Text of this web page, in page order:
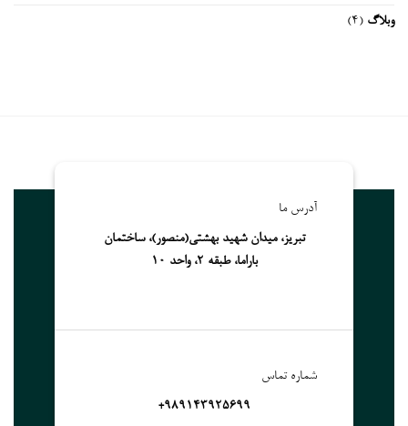
وبلاگ (4)
آدرس ما
تبریز، میدان شهید بهشتی(منصور)، ساختمان
باراما، طبقه 2، واحد 10
شماره تماس
989143925699+